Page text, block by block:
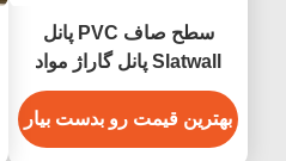
سطح صاف PVC پانل
Slatwall پانل گاراژ مواد
دکوراسیون داخلی
بهترین قیمت رو بدست بیار